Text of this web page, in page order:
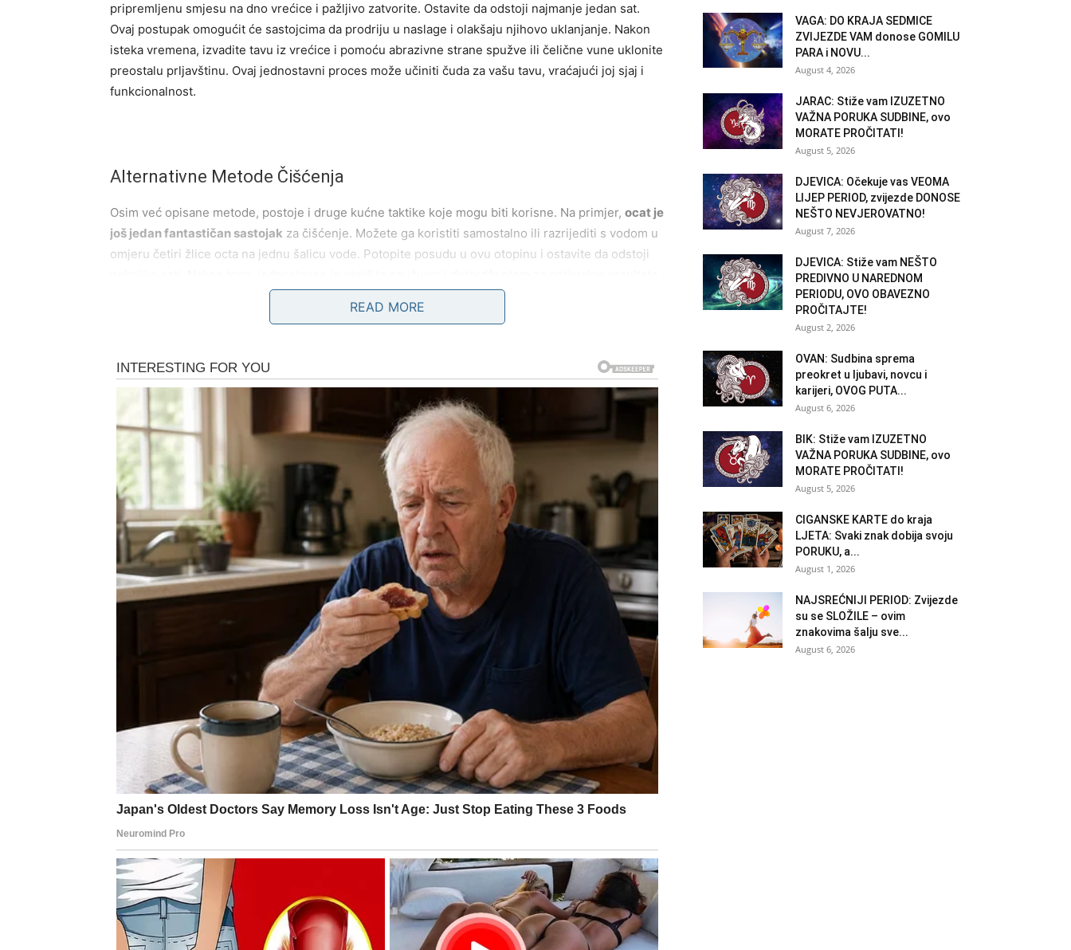
pripremljenu smjesu na dno vrećice i pažljivo zatvorite. Ostavite da odstoji najmanje jedan sat.
Ovaj postupak omogućit će sastojcima da prodriju u naslage i olakšaju njihovo uklanjanje. Nakon
isteka vremena, izvadite tavu iz vrećice i pomoću abrazivne strane spužve ili čelične vune uklonite
preostalu prljavštinu. Ovaj jednostavni proces može učiniti čuda za vašu tavu, vraćajući joj sjaj i
funkcionalnost.
Alternativne Metode Čišćenja
Osim već opisane metode, postoje i druge kućne taktike koje mogu biti korisne. Na primjer, ocat je
još jedan fantastičan sastojak za čišćenje. Možete ga koristiti samostalno ili razrijediti s vodom u
omjeru četiri žlice octa na jednu šalicu vode. Potopite posudu u ovu otopinu i ostavite da odstoji
Ova metoda ne samo da je efikasna, već i ekonomična, jer ocat većina domaćinstava već ima u
Soda bikarbona može se također pretvoriti u pastu miješanjem s malo vode. Ovu pastu nanesite na
prljave dijelove posude i ostavite da djeluje nekoliko sati. Limunska kiselina, poznata po svojim
svojstvima čišćenja, može se otopiti u vrućoj vodi, a zatim ohladiti prije nego što uronite posudu.
Ove metode ne zahtijevaju velika ulaganja, ali rezultati mogu biti izvanredni. Na primjer, neki od
ovih sastojaka mogu djelovati kao prirodni dezodoransi, uklanjajući neprijatne mirise sa starih
tiganja ili lonaca.
Simbolika Mačaka u Različitim Kulturama
Mačke, kao fascinantna stvorenja, često su prisutne u ljudskim životima i imaju bogatu simboličku
povijest u različitim kulturama. Njihova prisutnost dovela je do stvaranja brojnih praznovjerja. Dok
neki ljudi svjesno ignoriraju iracionalna uvjerenja, drugi ih radije podržavaju. Na primjer, u mnogim
kulturama preporučuje se da se važne odluke donose bez prisustva mačaka, jer se vjeruje da one
mogu otkriti privatne informacije susjedima. Ova vjerovanja često su ukorijenjena u dubokom
poštovanju prema mačkama, koje se smatraju čuvarima kućne sreće.
U japanskoj kulturi, mačke koje se kupa smatraju znakom dolazećih posjetitelja, dok se u
talijanskoj vjeruje da ako mačka kihne, dolazi neočekivano bogatstvo. Ova praznovjerja ukazuju na
duboku i posebnu vezu između ljudi i mačaka, koja traje tisućama godina. Takva vjerovanja često
se prenose s generacije na generaciju, oblikujući način na koji ljudi gledaju na ove prekrasne
životinje. Na primjer, u Egiptu su mačke bile poštovane kao božanstva, a njihovo ubijanje se
smatralo teškim zločinom.
Zaključak
Održavanje starih kuhinjskih predmeta ne samo da je praktično, već i emocionalno ispunjavajuće.
Osvježavanje starih tava ili lonaca može donijeti novi život i inspiraciju u vašu kuhinju
. Bilo da
READ MORE
VAGA: DO KRAJA SEDMICE
ZVIJEZDE VAM donose GOMILU
PARA i NOVU...
August 4, 2026
JARAC: Stiže vam IZUZETNO
VAŽNA PORUKA SUDBINE, ovo
MORATE PROČITATI!
August 5, 2026
DJEVICA: Očekuje vas VEOMA
LIJEP PERIOD, zvijezde DONOSE
NEŠTO NEVJEROVATNO!
August 7, 2026
DJEVICA: Stiže vam NEŠTO
PREDIVNO U NAREDNOM
PERIODU, OVO OBAVEZNO
PROČITAJTE!
August 2, 2026
OVAN: Sudbina sprema
preokret u ljubavi, novcu i
karijeri, OVOG PUTA...
August 6, 2026
BIK: Stiže vam IZUZETNO
VAŽNA PORUKA SUDBINE, ovo
MORATE PROČITATI!
August 5, 2026
CIGANSKE KARTE do kraja
LJETA: Svaki znak dobija svoju
PORUKU, a...
August 1, 2026
NAJSREĆNIJI PERIOD: Zvijezde
su se SLOŽILE – ovim
znakovima šalju sve...
August 6, 2026